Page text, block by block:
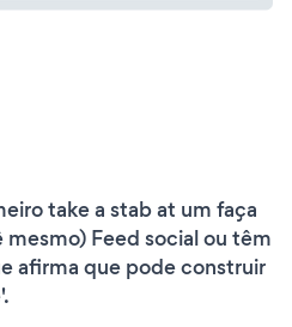
take a stab at um faça
Feed social ou têm
afirma que pode construir